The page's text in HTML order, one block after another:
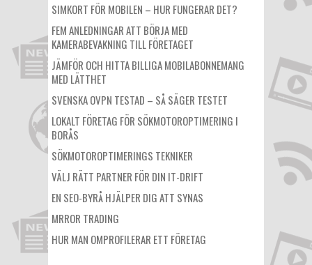
SIMKORT FÖR MOBILEN – HUR FUNGERAR DET?
FEM ANLEDNINGAR ATT BÖRJA MED
KAMERABEVAKNING TILL FÖRETAGET
JÄMFÖR OCH HITTA BILLIGA MOBILABONNEMANG
MED LÄTTHET
SVENSKA OVPN TESTAD – SÅ SÄGER TESTET
LOKALT FÖRETAG FÖR SÖKMOTOROPTIMERING I
BORÅS
SÖKMOTOROPTIMERINGS TEKNIKER
VÄLJ RÄTT PARTNER FÖR DIN IT-DRIFT
EN SEO-BYRÅ HJÄLPER DIG ATT SYNAS
MRROR TRADING
HUR MAN OMPROFILERAR ETT FÖRETAG